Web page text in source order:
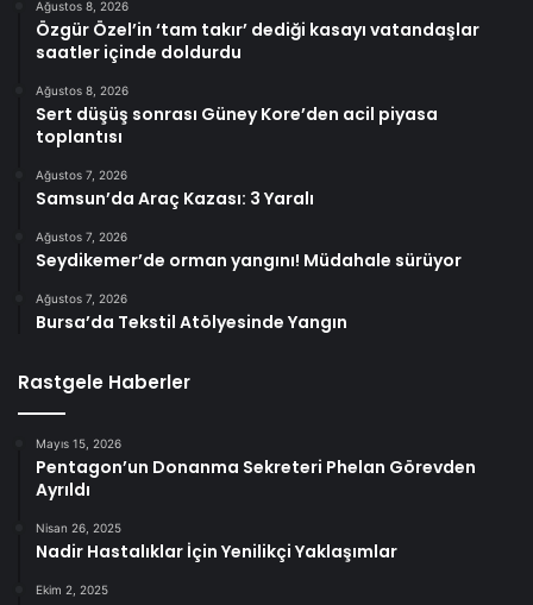
Ağustos 8, 2026
Özgür Özel’in ‘tam takır’ dediği kasayı vatandaşlar
saatler içinde doldurdu
Ağustos 8, 2026
Sert düşüş sonrası Güney Kore’den acil piyasa
toplantısı
Ağustos 7, 2026
Samsun’da Araç Kazası: 3 Yaralı
Ağustos 7, 2026
Seydikemer’de orman yangını! Müdahale sürüyor
Ağustos 7, 2026
Bursa’da Tekstil Atölyesinde Yangın
Rastgele Haberler
Mayıs 15, 2026
Pentagon’un Donanma Sekreteri Phelan Görevden
Ayrıldı
Nisan 26, 2025
Nadir Hastalıklar İçin Yenilikçi Yaklaşımlar
Ekim 2, 2025